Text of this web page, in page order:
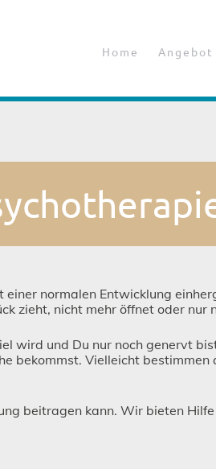
Home Angebot
normalen Entwicklung
zieht, nicht mehr öffnet oder
wird und Du nur noch genervt
bekommst. Vielleicht
beitragen kann. Wir bieten